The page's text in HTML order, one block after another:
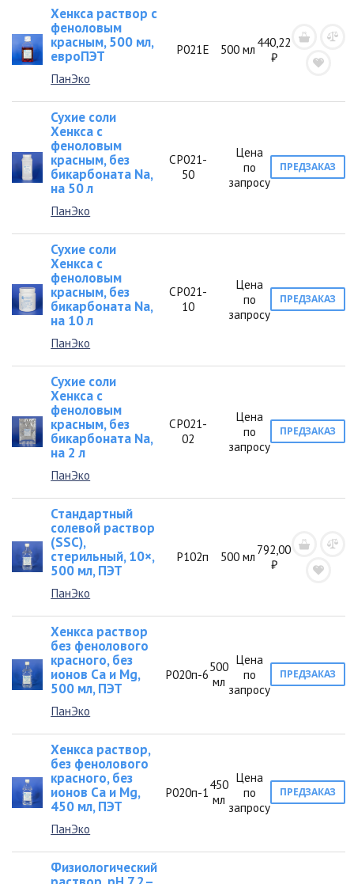
Хенкса раствор с
феноловым
красным, 500 мл,
евроПЭТ
ПанЭко
Р021Е 500 мл 440,22
₽
Сухие соли
Хенкса с
феноловым
красным, без
бикарбоната Na,
на 50 л
ПанЭко
СР021-
50
Цена
по
запросу
ПРЕДЗАКАЗ
Сухие соли
Хенкса с
феноловым
красным, без
бикарбоната Na,
на 10 л
ПанЭко
СР021-
10
Цена
по
запросу
ПРЕДЗАКАЗ
Сухие соли
Хенкса с
феноловым
красным, без
бикарбоната Na,
на 2 л
ПанЭко
СР021-
02
Цена
по
запросу
ПРЕДЗАКАЗ
Стандартный
солевой раствор
(SSC),
стерильный, 10×,
500 мл, ПЭТ
ПанЭко
Р102п 500 мл 792,00
₽
Хенкса раствор
без фенолового
красного, без
ионов Ca и Mg,
500 мл, ПЭТ
ПанЭко
Р020п-6
500
мл
Цена
по
запросу
ПРЕДЗАКАЗ
Хенкса раствор,
без фенолового
красного, без
ионов Ca и Mg,
450 мл, ПЭТ
ПанЭко
Р020п-1
450
мл
Цена
по
запросу
ПРЕДЗАКАЗ
Физиологический